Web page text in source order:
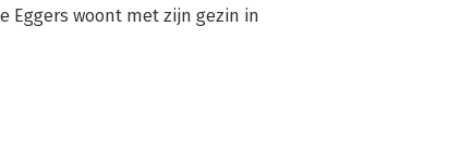
Eggers woont met zijn gezin in